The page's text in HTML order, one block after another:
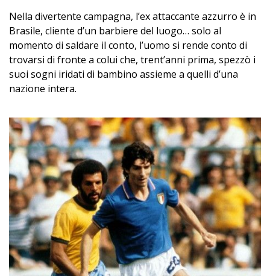
Nella divertente campagna, l’ex attaccante azzurro è in
Brasile, cliente d’un barbiere del luogo… solo al
momento di saldare il conto, l’uomo si rende conto di
trovarsi di fronte a colui che, trent’anni prima, spezzò i
suoi sogni iridati di bambino assieme a quelli d’una
nazione intera.